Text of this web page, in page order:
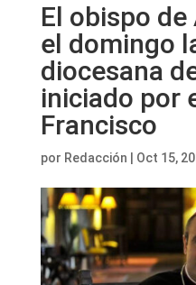
El obispo
el domingo
diocesana
iniciado por
Francisco
por Redacción Oct 15,